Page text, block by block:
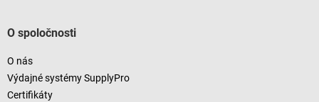
O spoločnosti
O nás
Výdajné systémy SupplyPro
Certifikáty